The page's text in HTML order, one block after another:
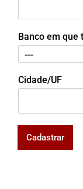
Banco em que
Cidade/UF
Cadastrar